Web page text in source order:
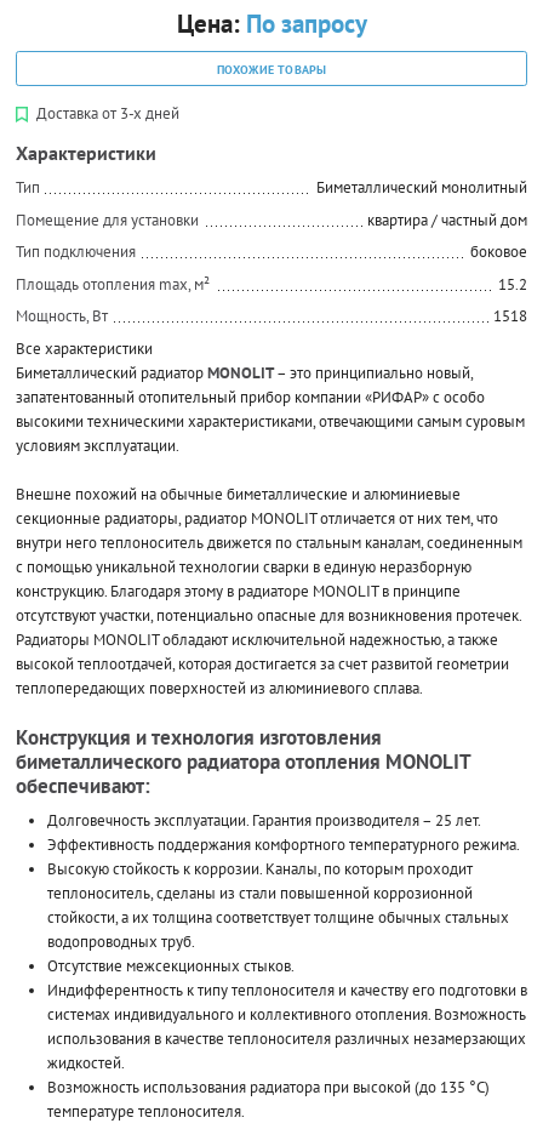
Цена: По запросу
ПОХОЖИЕ ТОВАРЫ
Доставка от 3-х дней
Характеристики
Тип
Биметаллический монолитный
Помещение для установки
квартира / частный дом
Тип подключения
боковое
Площадь отопления max, м²
15.2
Мощность, Вт
1518
Все характеристики
Биметаллический радиаторMONOLIT– это принципиально новый,
запатентованный отопительный прибор компании «РИФАР» с особо
высокими техническими характеристиками, отвечающими самым суровым
условиям эксплуатации.
Внешне похожий на обычные биметаллические и алюминиевые
секционные радиаторы, радиатор MONOLIT отличается от них тем, что
внутри него теплоноситель движется по стальным каналам, соединенным
с помощью уникальной технологии сварки в единую неразборную
конструкцию. Благодаря этому в радиаторе MONOLIT в принципе
отсутствуют участки, потенциально опасные для возникновения протечек.
Радиаторы MONOLIT обладают исключительной надежностью, а также
высокой теплоотдачей, которая достигается за счет развитой геометрии
теплопередающих поверхностей из алюминиевого сплава.
Конструкция и технология изготовления
биметаллического радиатора отопления MONOLIT
обеспечивают:
Долговечность эксплуатации. Гарантия производителя – 25 лет.
Эффективность поддержания комфортного температурного режима.
Высокую стойкость к коррозии. Каналы, по которым проходит
теплоноситель, сделаны из стали повышенной коррозионной
стойкости, а их толщина соответствует толщине обычных стальных
водопроводных труб.
Отсутствие межсекционных стыков.
Индифферентность к типу теплоносителя и качеству его подготовки в
системах индивидуального и коллективного отопления. Возможность
использования в качестве теплоносителя различных незамерзающих
жидкостей.
Возможность использования радиатора при высокой (до 135 °С)
температуре теплоносителя.